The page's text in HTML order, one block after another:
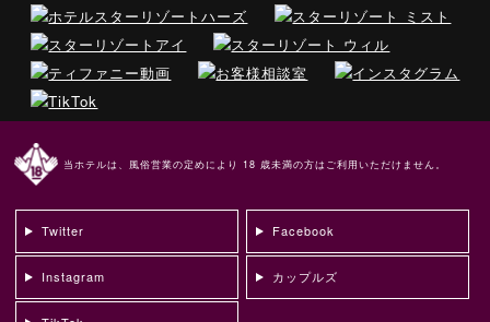
当ホテルは、風俗営業の定めにより 18 歳未満の方はご利用いただけません。
Twitter Facebook
Instagram カップルズ